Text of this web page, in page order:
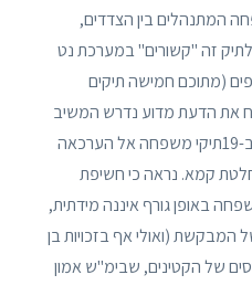
המתנהלים בין הצדדים,
זה "קשורים" במערכת נט
נוספים (מתוכם חמישה תיקים
את הדעת מדוע נדרש המשיב
להמציא את המסמכים שהוגשו ב-19תיקי משפחה אל הערכאה
קמא. נראה כי חשיפת
באופן גורף איננה מידתית,
המבקשת (ואולי אף בזכויות בן
של הקטינים, שבימ"ש אמון